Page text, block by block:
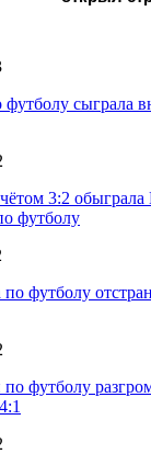
футболу сыграла
3:2
футболу
футболу
футболу